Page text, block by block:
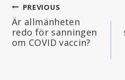
PREVIOUS
Är allmänheten
redo för sanningen
om COVID vaccin?